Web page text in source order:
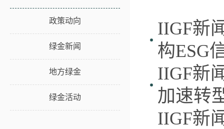
政策动向
绿金新闻
地方绿金
绿金活动
IIGF新
构ESG
IIGF新
加速转
IIGF新